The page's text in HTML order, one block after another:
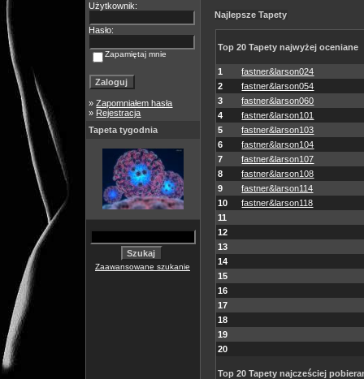
Użytkownik:
Hasło:
Zapamiętaj mnie
»Zapomniałem hasła
» Rejestracja
Tapeta tygodnia
Zaawansowane szukanie
Najlepsze Tapety
Top 20 Tapety najwyżej oceniane
1
fastner&larson024
2
fastner&larson054
3
fastner&larson060
4
fastner&larson101
5
fastner&larson103
6
fastner&larson104
7
fastner&larson107
8
fastner&larson108
9
fastner&larson114
10
fastner&larson118
11
12
13
14
15
16
17
18
19
20
Top 20 Tapety najcześciej